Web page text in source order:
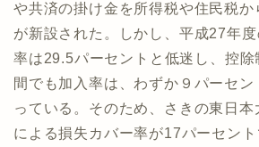
や共済の掛け金を所得税や住民税か
が新設された。しかし、平成27年
率は29.5パーセントと低迷し、控
間でも加入率は、わずか９パーセン
っている。そのため、さきの東日本
による損失カバー率が17パーセン